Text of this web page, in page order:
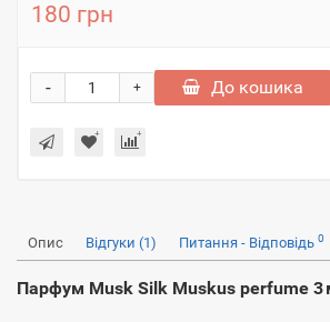
180 грн
+
- До кошика
Опис Відгуки (1) Питання - Відповідь 0
Парфум Musk Silk Muskus perfume 3